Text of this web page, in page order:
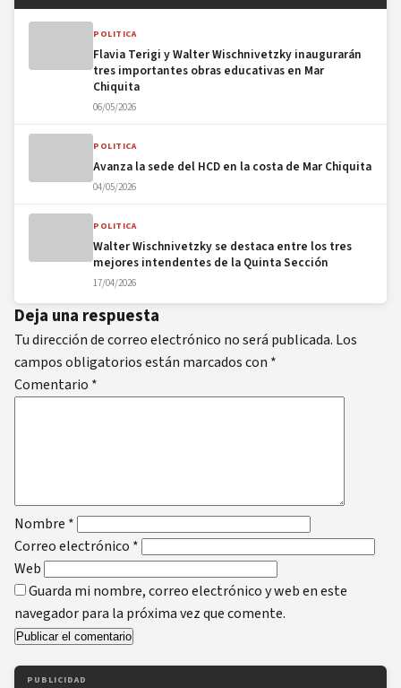
POLITICA
Flavia Terigi y Walter Wischnivetzky inaugurarán
tres importantes obras educativas en Mar
Chiquita
06/05/2026
POLITICA
Avanza la sede del HCD en la costa de Mar Chiquita
04/05/2026
POLITICA
Walter Wischnivetzky se destaca entre los tres
mejores intendentes de la Quinta Sección
17/04/2026
Deja una respuesta
Tu dirección de correo electrónico no será publicada. Los
campos obligatorios están marcados con *
Comentario *
Nombre *
Correo electrónico *
Web
Guarda mi nombre, correo electrónico y web en este
navegador para la próxima vez que comente.
PUBLICIDAD